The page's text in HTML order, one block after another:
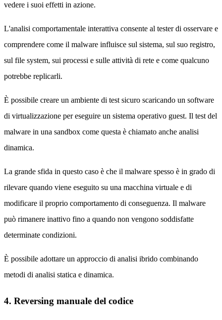
vedere i suoi effetti in azione.
L'analisi comportamentale interattiva consente al tester di osservare e
comprendere come il malware influisce sul sistema, sul suo registro,
sul file system, sui processi e sulle attività di rete e come qualcuno
potrebbe replicarli.
È possibile creare un ambiente di test sicuro scaricando un software
di virtualizzazione per eseguire un sistema operativo guest. Il test del
malware in una sandbox come questa è chiamato anche analisi
dinamica.
La grande sfida in questo caso è che il malware spesso è in grado di
rilevare quando viene eseguito su una macchina virtuale e di
modificare il proprio comportamento di conseguenza. Il malware
può rimanere inattivo fino a quando non vengono soddisfatte
determinate condizioni.
È possibile adottare un approccio di analisi ibrido combinando
metodi di analisi statica e dinamica.
4. Reversing manuale del codice